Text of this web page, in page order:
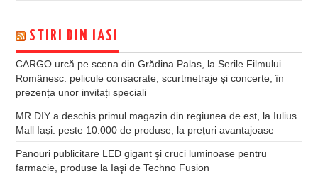
STIRI DIN IASI
CARGO urcă pe scena din Grădina Palas, la Serile Filmului
Românesc: pelicule consacrate, scurtmetraje și concerte, în
prezența unor invitați speciali
MR.DIY a deschis primul magazin din regiunea de est, la Iulius
Mall Iași: peste 10.000 de produse, la prețuri avantajoase
Panouri publicitare LED gigant şi cruci luminoase pentru
farmacie, produse la Iaşi de Techno Fusion